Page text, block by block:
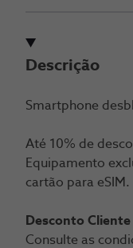
Descrição
Smartphone
Até 10% de
Equipamento
cartão para eSIM.
Desconto Cliente
Consulte as